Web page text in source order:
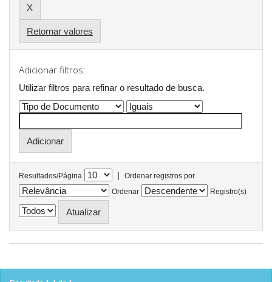
Retornar valores
Adicionar filtros:
Utilizar filtros para refinar o resultado de busca.
Resultados/Página |
Ordenar registros por
Ordenar
Registro(s)